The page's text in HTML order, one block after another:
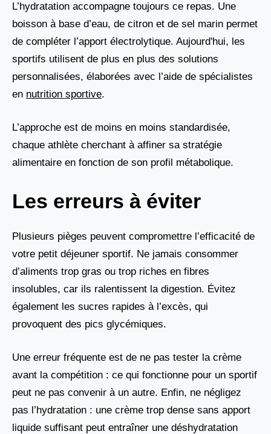
L’hydratation accompagne toujours ce repas. Une
boisson à base d’eau, de citron et de sel marin permet
de compléter l’apport électrolytique. Aujourd'hui, les
sportifs utilisent de plus en plus des solutions
personnalisées, élaborées avec l’aide de spécialistes
en nutrition sportive.
L’approche est de moins en moins standardisée,
chaque athlète cherchant à affiner sa stratégie
alimentaire en fonction de son profil métabolique.
Les erreurs à éviter
Plusieurs pièges peuvent compromettre l’efficacité de
votre petit déjeuner sportif. Ne jamais consommer
d’aliments trop gras ou trop riches en fibres
insolubles, car ils ralentissent la digestion. Évitez
également les sucres rapides à l’excès, qui
provoquent des pics glycémiques.
Une erreur fréquente est de ne pas tester la crème
avant la compétition : ce qui fonctionne pour un sportif
peut ne pas convenir à un autre. Enfin, ne négligez
pas l’hydratation : une crème trop dense sans apport
liquide suffisant peut entraîner une déshydratation